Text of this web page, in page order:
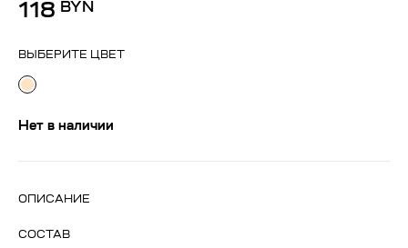
118 BYN
ВЫБЕРИТЕ ЦВЕТ
Нет в наличии
ОПИСАНИЕ
СОСТАВ